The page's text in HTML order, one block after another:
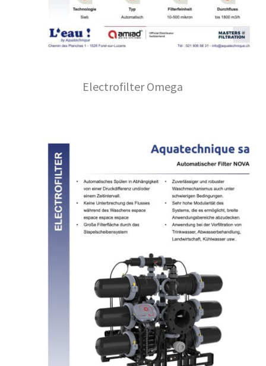
Electrofilter Omega